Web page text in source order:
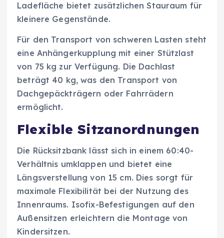
Ladefläche bietet zusätzlichen Stauraum für
kleinere Gegenstände.
Für den Transport von schweren Lasten steht
eine Anhängerkupplung mit einer Stützlast
von 75 kg zur Verfügung. Die Dachlast
beträgt 40 kg, was den Transport von
Dachgepäckträgern oder Fahrrädern
ermöglicht.
Flexible Sitzanordnungen
Die Rücksitzbank lässt sich in einem 60:40-
Verhältnis umklappen und bietet eine
Längsverstellung von 15 cm. Dies sorgt für
maximale Flexibilität bei der Nutzung des
Innenraums. Isofix-Befestigungen auf den
Außensitzen erleichtern die Montage von
Kindersitzen.